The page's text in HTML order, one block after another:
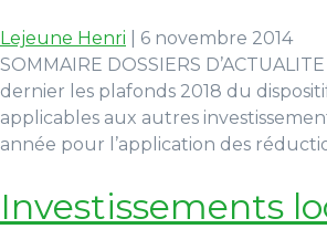
Lejeune Henri
6 novembre 2014
SOMMAIRE DOSSIERS
dernier les plafonds 2018 du
applicables aux autres
année pour l’application des
Investissements